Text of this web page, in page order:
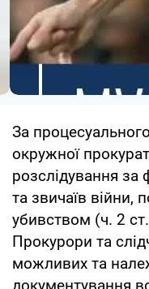
За
окружної
розслідування
та звичаїв війни,
убивством (ч. 2
Прокурори та
можливих та
документування